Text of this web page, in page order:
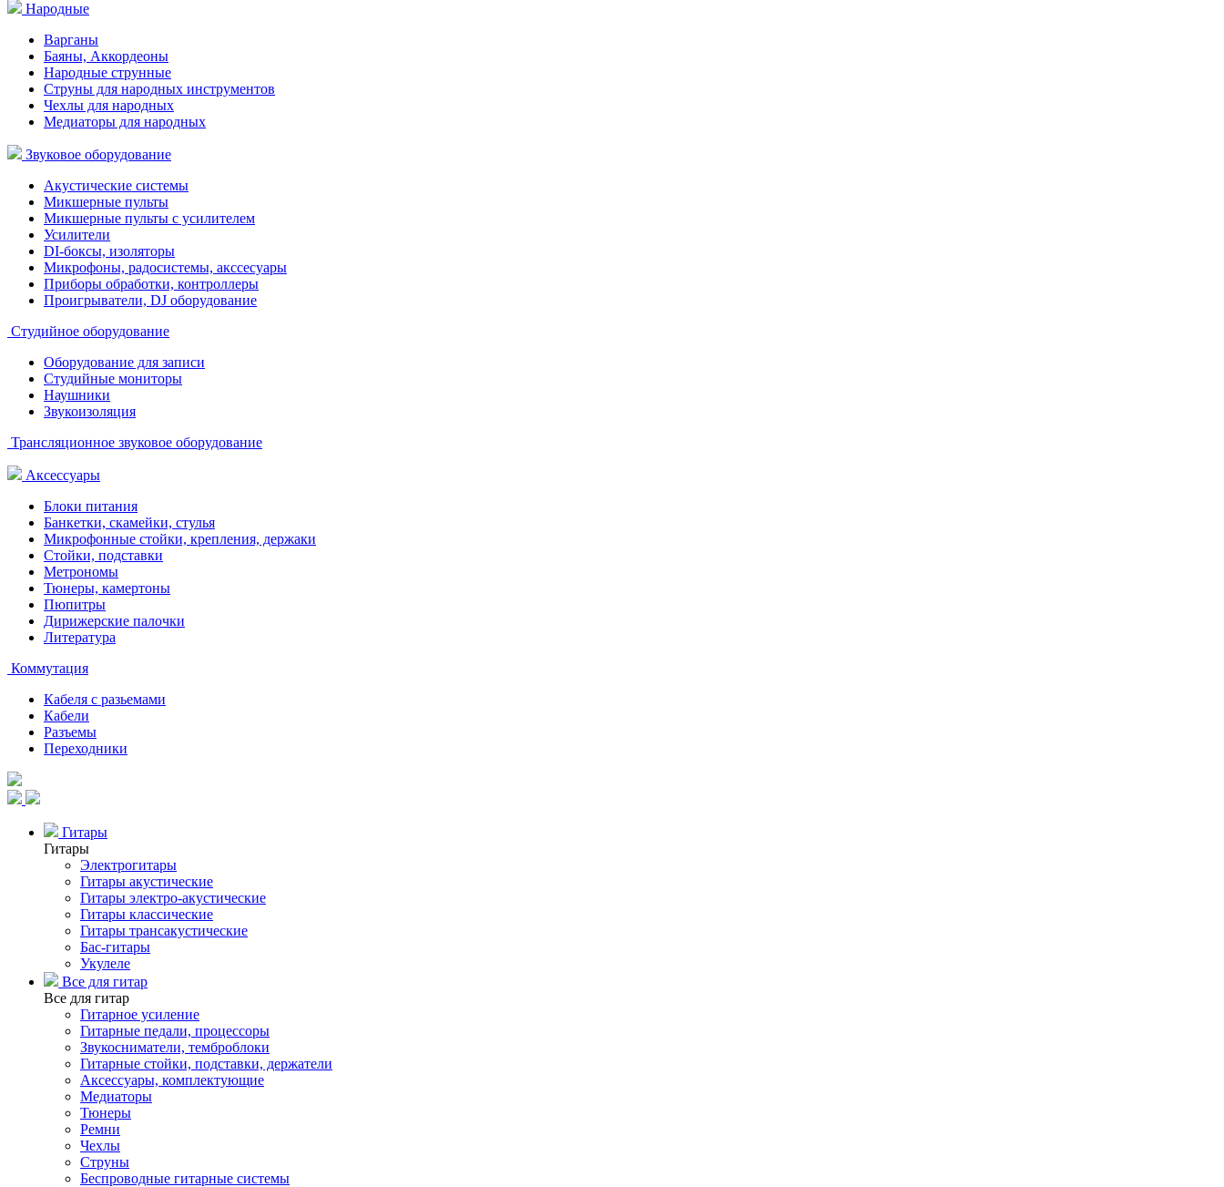
Народные
Варганы
Баяны, Аккордеоны
Народные струнные
Струны для народных инструментов
Чехлы для народных
Медиаторы для народных
Звуковое оборудование
Акустические системы
Микшерные пульты
Микшерные пульты с усилителем
Усилители
DI-боксы, изоляторы
Микрофоны, радосистемы, акссесуары
Приборы обработки, контроллеры
Проигрыватели, DJ оборудование
Студийное оборудование
Оборудование для записи
Студийные мониторы
Наушники
Звукоизоляция
Трансляционное звуковое оборудование
Аксессуары
Блоки питания
Банкетки, скамейки, стулья
Микрофонные стойки, крепления, держаки
Стойки, подставки
Метрономы
Тюнеры, камертоны
Пюпитры
Дирижерские палочки
Литература
Коммутация
Кабеля с разьемами
Кабели
Разъемы
Переходники
Гитары
Гитары
Электрогитары
Гитары акустические
Гитары электро-акустические
Гитары классические
Гитары трансакустические
Бас-гитары
Укулеле
Все для гитар
Все для гитар
Гитарное усиление
Гитарные педали, процессоры
Звукосниматели, темброблоки
Гитарные стойки, подставки, держатели
Аксессуары, комплектующие
Медиаторы
Тюнеры
Ремни
Чехлы
Струны
Беспроводные гитарные системы